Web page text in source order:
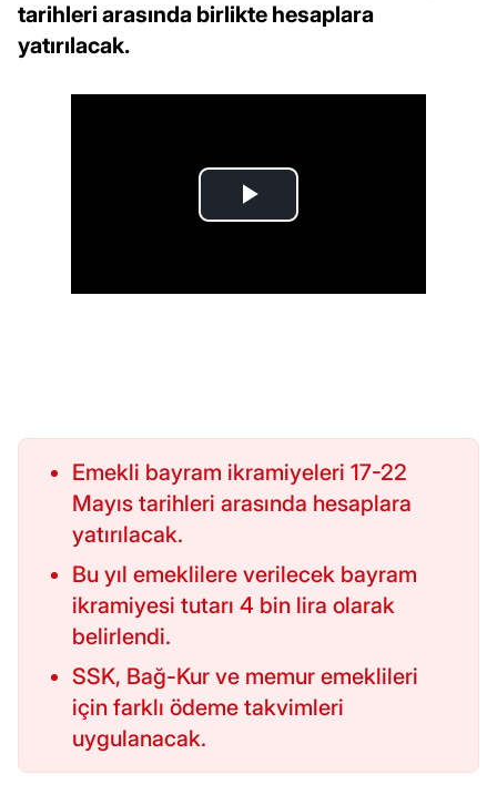
tarihleri arasında birlikte hesaplara
yatırılacak.
Emekli bayram ikramiyeleri 17-22
Mayıs tarihleri arasında hesaplara
yatırılacak.
Bu yıl emeklilere verilecek bayram
ikramiyesi tutarı 4 bin lira olarak
belirlendi.
SSK, Bağ-Kur ve memur emeklileri
için farklı ödeme takvimleri
uygulanacak.